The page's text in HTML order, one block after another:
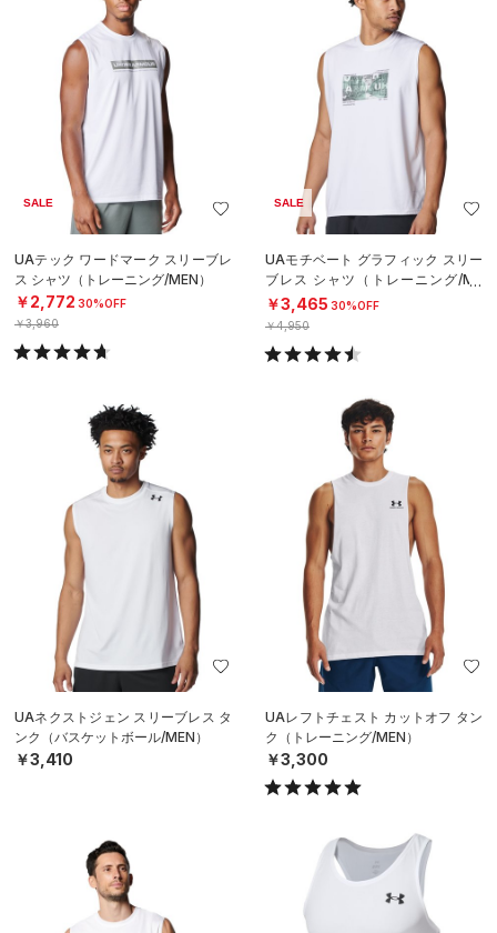
SALE
UAテック ワードマーク スリーブレ
ス シャツ（トレーニング/MEN）
￥2,772 30%OFF
￥3,960
SALE
UAモチベート グラフィック スリー
ブレス シャツ（トレーニング/ME
N）
￥3,465 30%OFF
￥4,950
UAネクストジェン スリーブレス タ
ンク（バスケットボール/MEN）
￥3,410
UAレフトチェスト カットオフ タン
ク（トレーニング/MEN）
￥3,300